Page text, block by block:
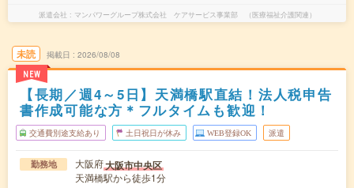
派遣会社 マンパワーグループ株式会社 ケアサービス事業部 （医療福祉介護関連）
未読
NEW
掲載日 2026/08/08
【長期／週4～5日】天満橋駅直結！法人税申告
書作成可能な方＊フルタイムも歓迎！
交通費別途支給あり 土日祝日が休み WEB登録OK 派遣
勤務地 大阪府大阪市中央区
天満橋駅から徒歩1分